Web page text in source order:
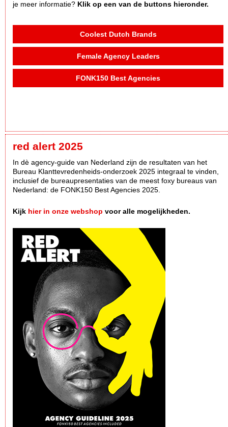
je meer informatie? Klik op een van de buttons hieronder.
Coolest Dutch Brands
Female Agency Leaders
FONK150 Best Agencies
red alert 2025
In dè agency-guide van Nederland zijn de resultaten van het
Bureau Klanttevredenheids-onderzoek 2025 integraal te vinden,
inclusief de bureaupresentaties van de meest foxy bureaus van
Nederland: de FONK150 Best Agencies 2025.
Kijk hier in onze webshop voor alle mogelijkheden.